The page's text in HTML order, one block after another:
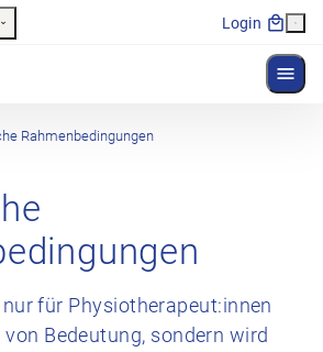
Login
Rahmenbedingungen
für Physiotherapeut:innen
Bedeutung, sondern wird